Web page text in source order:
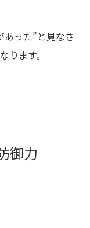
あった”と見なさ
ります。
御力